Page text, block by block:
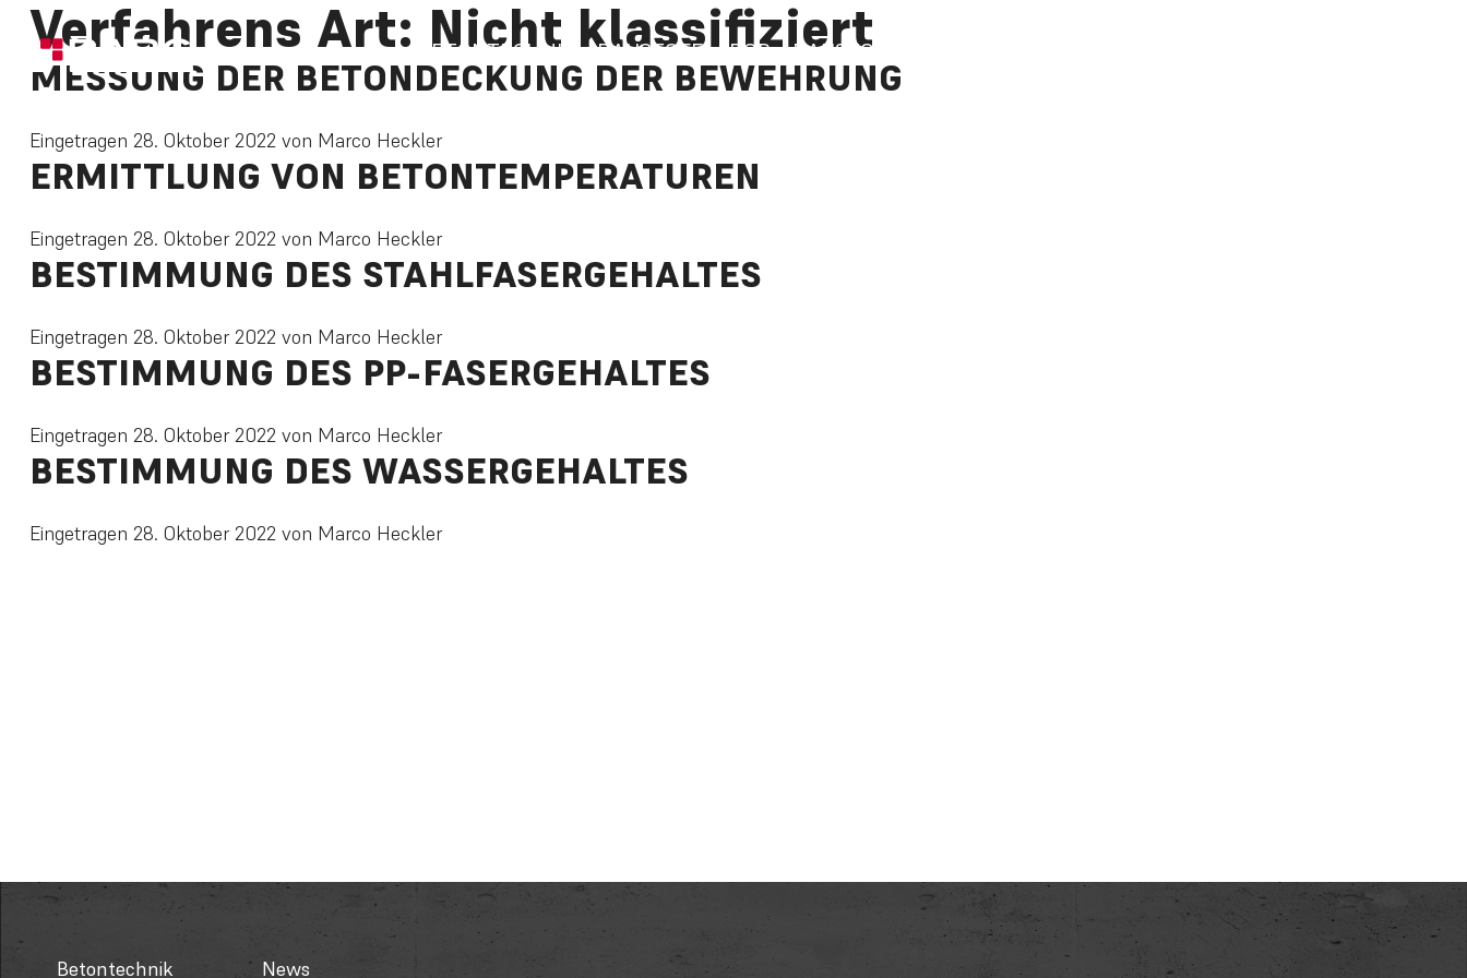
BETONTECHNIK BAUSTOFFLABOR BAUSTOFFTECHNIK
Verfahrens Art: Nicht klassifiziert
MESSUNG DER BETONDECKUNG DER BEWEHRUNG
Eingetragen 28. Oktober 2022 von Marco Heckler
ERMITTLUNG VON BETONTEMPERATUREN
Eingetragen 28. Oktober 2022 von Marco Heckler
BESTIMMUNG DES STAHLFASERGEHALTES
Eingetragen 28. Oktober 2022 von Marco Heckler
BESTIMMUNG DES PP-FASERGEHALTES
Eingetragen 28. Oktober 2022 von Marco Heckler
BESTIMMUNG DES WASSERGEHALTES
Eingetragen 28. Oktober 2022 von Marco Heckler
Betontechnik News